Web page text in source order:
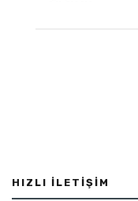
HIZLI İLETIŞIM